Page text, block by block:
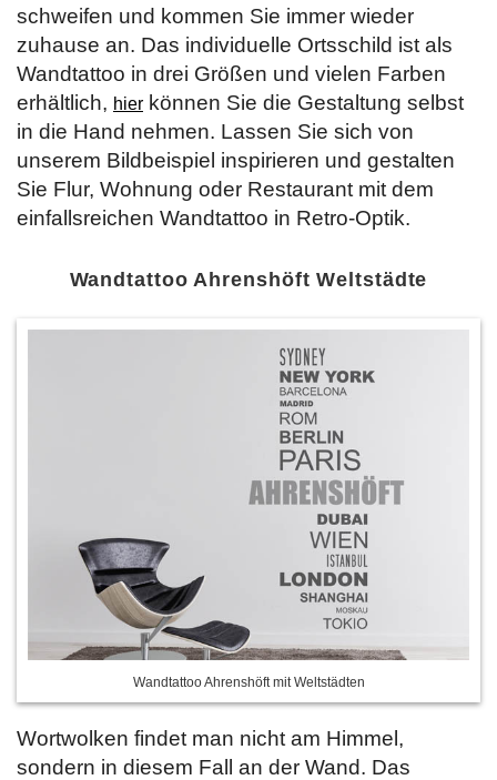
schweifen und kommen Sie immer wieder
zuhause an. Das individuelle Ortsschild ist als
Wandtattoo in drei Größen und vielen Farben
erhältlich, hier können Sie die Gestaltung selbst
in die Hand nehmen. Lassen Sie sich von
unserem Bildbeispiel inspirieren und gestalten
Sie Flur, Wohnung oder Restaurant mit dem
einfallsreichen Wandtattoo in Retro-Optik.
Wandtattoo Ahrenshöft Weltstädte
Wandtattoo Ahrenshöft mit Weltstädten
Wortwolken findet man nicht am Himmel,
sondern in diesem Fall an der Wand. Das